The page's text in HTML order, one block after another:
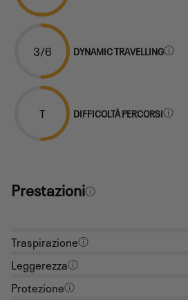
3/6 DYNAMIC TRAVELLING
T DIFFICOLTÀ PERCORSI
Prestazioni
Traspirazione
Leggerezza
Protezione